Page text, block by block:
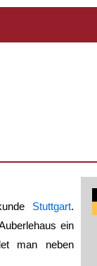
Stuttgart.
ein
man neben